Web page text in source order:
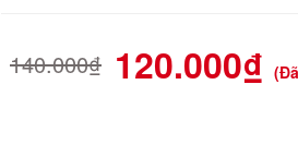
140.000₫ 120.000₫